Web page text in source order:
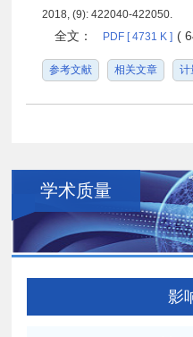
2018, (9): 422040-422050.
全文： PDF [ 4731 K ] (
参考文献 相关文章 计
学术质量
影